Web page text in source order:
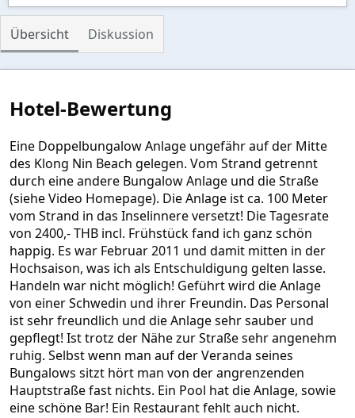
0
0
S
t
e
n
(
)
Übersicht Diskussion
Hotel-Bewertung
Eine Doppelbungalow Anlage ungefähr auf der Mitte
des Klong Nin Beach gelegen. Vom Strand getrennt
durch eine andere Bungalow Anlage und die Straße
(siehe Video Homepage). Die Anlage ist ca. 100 Meter
vom Strand in das Inselinnere versetzt! Die Tagesrate
von 2400,- THB incl. Frühstück fand ich ganz schön
happig. Es war Februar 2011 und damit mitten in der
Hochsaison, was ich als Entschuldigung gelten lasse.
Handeln war nicht möglich! Geführt wird die Anlage
von einer Schwedin und ihrer Freundin. Das Personal
ist sehr freundlich und die Anlage sehr sauber und
gepflegt! Ist trotz der Nähe zur Straße sehr angenehm
ruhig. Selbst wenn man auf der Veranda seines
Bungalows sitzt hört man von der angrenzenden
Hauptstraße fast nichts. Ein Pool hat die Anlage, sowie
eine schöne Bar! Ein Restaurant fehlt auch nicht.